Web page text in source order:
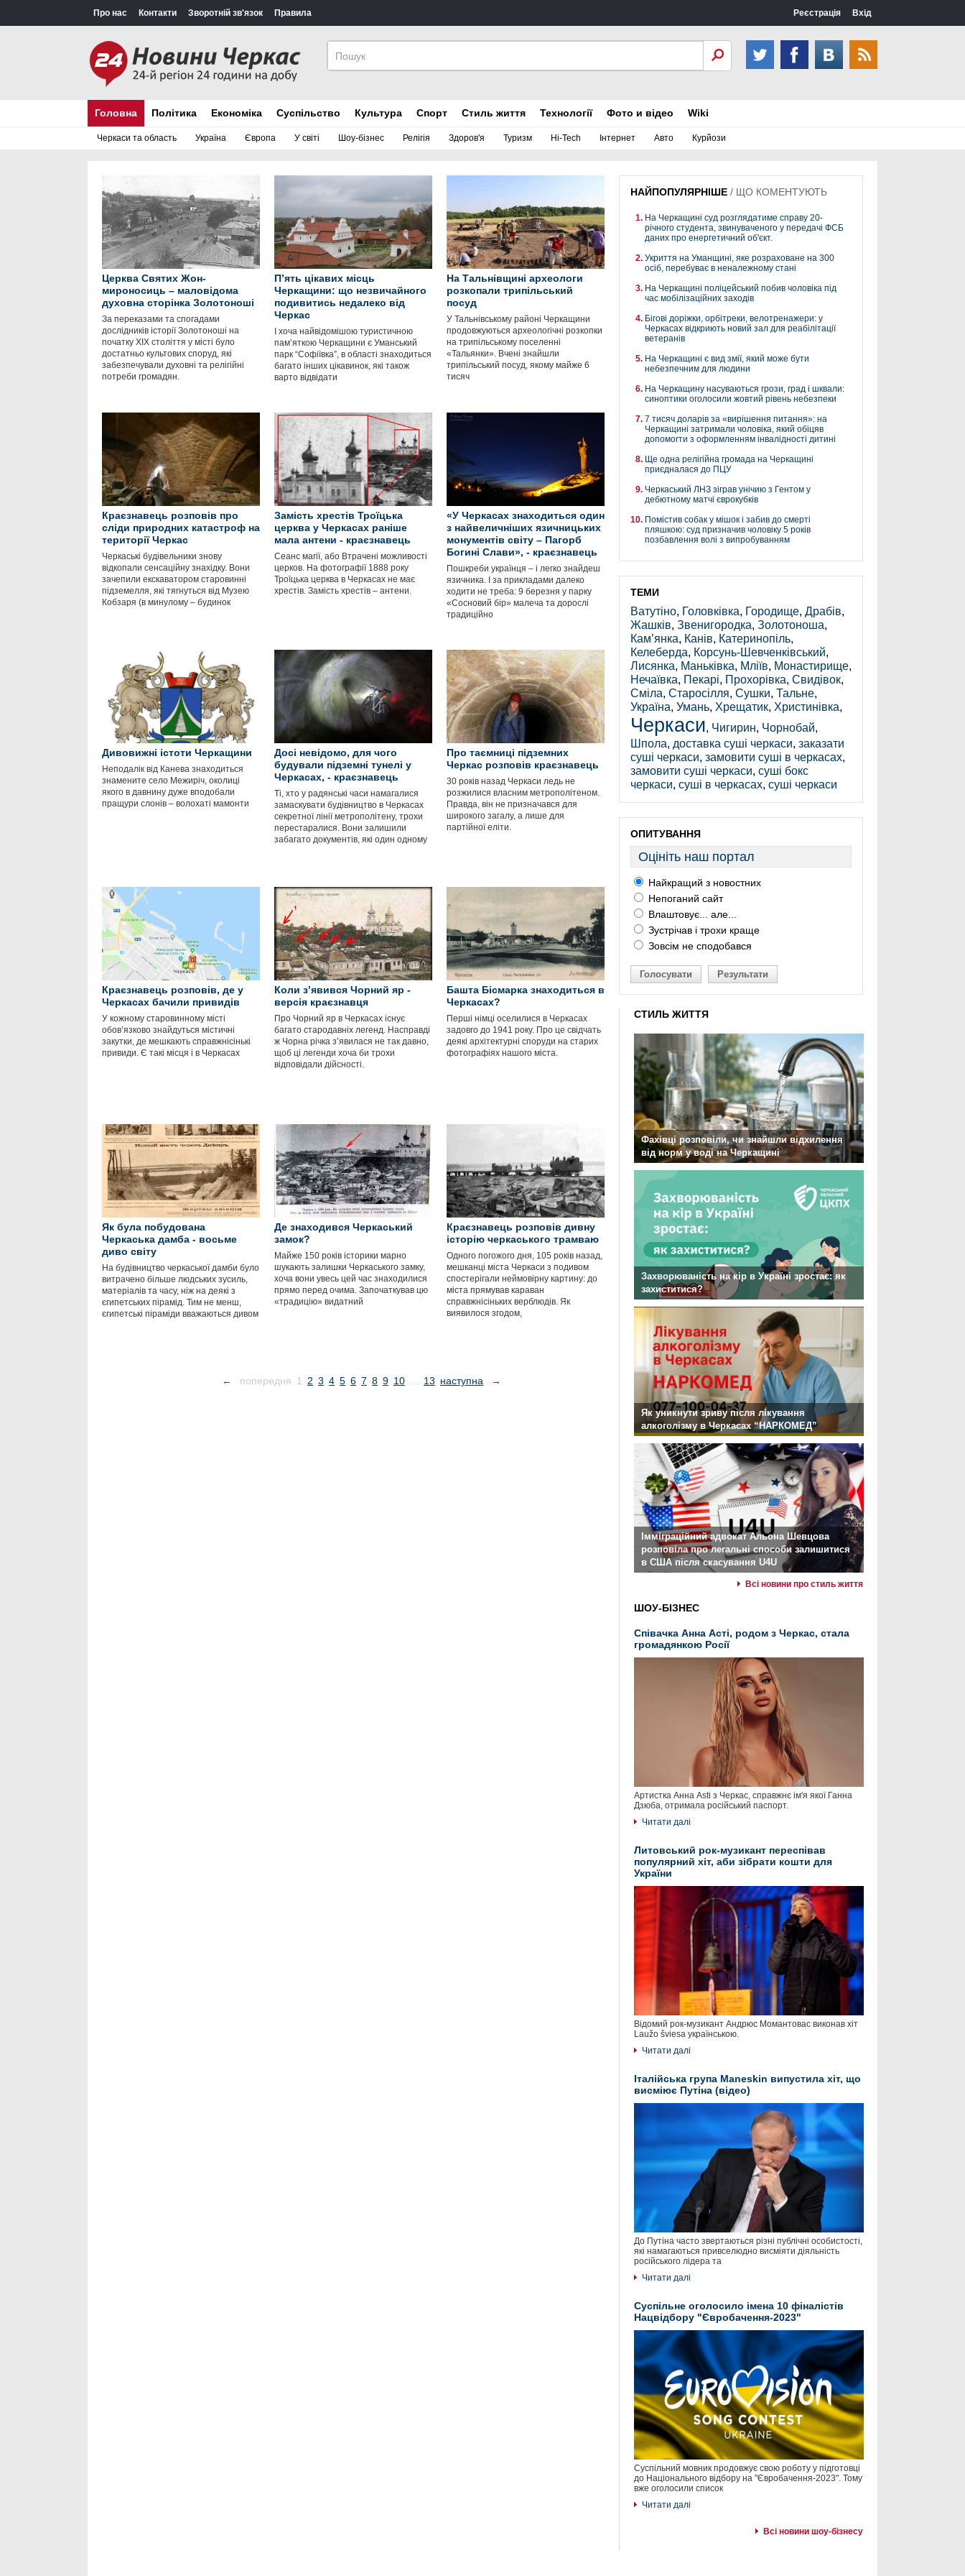
Про нас Контакти Зворотній зв'язок Правила Реєстрація Вхід
Головна
Черкаси та область Україна Європа У світі Шоу-бізнес Релігія Здоров'я Туризм Hi-Tech Інтернет Авто Курйози
Політика Економіка Суспільство Культура Спорт Стиль життя Технології Фото и відео Wiki
Церква Святих Жон-
мироносиць – маловідома
духовна сторінка Золотоноші
За переказами та спогадами
дослідників історії Золотоноші на
початку ХІХ століття у місті було
достатньо культових споруд, які
забезпечували духовні та релігійні
потреби громадян.
П’ять цікавих місць
Черкащини: що незвичайного
подивитись недалеко від
Черкас
І хоча найвідомішою туристичною
пам’яткою Черкащини є Уманський
парк “Софіївка”, в області знаходиться
багато інших цікавинок, які також
варто відвідати
На Тальнівщині археологи
розкопали трипільський
посуд
У Тальнівському районі Черкащини
продовжуються археологічні розкопки
на трипільському поселенні
«Тальянки». Вчені знайшли
трипільський посуд, якому майже 6
тисяч
Краєзнавець розповів про
сліди природних катастроф на
території Черкас
Черкаські будівельники знову
відкопали сенсаційну знахідку. Вони
зачепили екскаватором старовинні
підземелля, які тягнуться від Музею
Кобзаря (в минулому – будинок
Замість хрестів Троїцька
церква у Черкасах раніше
мала антени - краєзнавець
Сеанс магії, або Втрачені можливості
церков. На фотографії 1888 року
Троїцька церква в Черкасах не має
хрестів. Замість хрестів – антени.
«У Черкасах знаходиться один
з найвеличніших язичницьких
монументів світу – Пагорб
Богині Слави», - краєзнавець
Пошкреби українця – і легко знайдеш
язичника. І за прикладами далеко
ходити не треба: 9 березня у парку
«Сосновий бір» малеча та дорослі
традиційно
Дивовижні істоти Черкащини
Неподалік від Канева знаходиться
знамените село Межиріч, околиці
якого в давнину дуже вподобали
пращури слонів – волохаті мамонти
Досі невідомо, для чого
будували підземні тунелі у
Черкасах, - краєзнавець
Ті, хто у радянські часи намагалися
замаскувати будівництво в Черкасах
секретної лінії метрополітену, трохи
перестаралися. Вони залишили
забагато документів, які один одному
Про таємниці підземних
Черкас розповів краєзнавець
30 років назад Черкаси ледь не
розжилися власним метрополітеном.
Правда, він не призначався для
широкого загалу, а лише для
партійної еліти.
Краєзнавець розповів, де у
Черкасах бачили привидів
У кожному старовинному місті
обов’язково знайдуться містичні
закутки, де мешкають справжнісінькі
привиди. Є такі місця і в Черкасах
Коли з’явився Чорний яр -
версія краєзнавця
Про Чорний яр в Черкасах існує
багато стародавніх легенд. Насправді
ж Чорна річка з’явилася не так давно,
щоб ці легенди хоча би трохи
відповідали дійсності.
Башта Бісмарка знаходиться в
Черкасах?
Перші німці оселилися в Черкасах
задовго до 1941 року. Про це свідчать
деякі архітектурні споруди на старих
фотографіях нашого міста.
Як була побудована
Черкаська дамба - восьме
диво світу
На будівництво черкаської дамби було
витрачено більше людських зусиль,
матеріалів та часу, ніж на деякі з
єгипетських пірамід. Тим не менш,
єгипетські піраміди вважаються дивом
Де знаходився Черкаський
замок?
Майже 150 років історики марно
шукають залишки Черкаського замку,
хоча вони увесь цей час знаходилися
прямо перед очима. Започаткував цю
«традицію» видатний
Краєзнавець розповів дивну
історію черкаського трамваю
Одного погожого дня, 105 років назад,
мешканці міста Черкаси з подивом
спостерігали неймовірну картину: до
міста прямував караван
справжнісіньких верблюдів. Як
виявилося згодом,
← попередня 1 2 3 4 5 6 7 8 9 10 13 наступна →
НАЙПОПУЛЯРНІШЕ / ЩО КОМЕНТУЮТЬ
На Черкащині суд розглядатиме справу 20-
річного студента, звинуваченого у передачі ФСБ
даних про енергетичний об'єкт.
Укриття на Уманщині, яке розраховане на 300
осіб, перебуває в неналежному стані
На Черкащині поліцейський побив чоловіка під
час мобілізаційних заходів
Бігові доріжки, орбітреки, велотренажери: у
Черкасах відкриють новий зал для реабілітації
ветеранів
На Черкащині є вид змії, який може бути
небезпечним для людини
На Черкащину насуваються грози, град і шквали:
синоптики оголосили жовтий рівень небезпеки
7 тисяч доларів за «вирішення питання»: на
Черкащині затримали чоловіка, який обіцяв
допомогти з оформленням інвалідності дитині
Ще одна релігійна громада на Черкащині
приєдналася до ПЦУ
Черкаський ЛНЗ зіграв унічию з Гентом у
дебютному матчі єврокубків
Помістив собак у мішок і забив до смерті
пляшкою: суд призначив чоловіку 5 років
позбавлення волі з випробуванням
ТЕМИ
Ватутіно, Головківка, Городище, Драбів,
Жашків, Звенигородка, Золотоноша,
Кам’янка, Канів, Катеринопіль,
Келеберда, Корсунь-Шевченківський,
Лисянка, Маньківка, Мліїв, Монастирище,
Нечаївка, Пекарі, Прохорівка, Свидівок,
Сміла, Старосілля, Сушки, Тальне,
Україна, Умань, Хрещатик, Христинівка,
Черкаси, Чигирин, Чорнобай,
Шпола, доставка суші черкаси, заказати
суші черкаси, замовити суші в черкасах,
замовити суші черкаси, суші бокс
черкаси, суші в черкасах, суші черкаси
ОПИТУВАННЯ
Оцініть наш портал
Найкращий з новостних
Непоганий сайт
Влаштовує... але...
Зустрічав і трохи краще
Зовсім не сподобався
Голосувати Результати
СТИЛЬ ЖИТТЯ
Фахівці розповіли, чи знайшли відхилення
від норм у воді на Черкащині
Захворюваність на кір в Україні зростає: як
захиститися?
Як уникнути зриву після лікування
алкоголізму в Черкасах “НАРКОМЕД”
Імміграційний адвокат Альона Шевцова
розповіла про легальні способи залишитися
в США після скасування U4U
Всі новини про стиль життя
ШОУ-БІЗНЕС
Співачка Анна Асті, родом з Черкас, стала
громадянкою Росії
Артистка Анна Asti з Черкас, справжнє ім'я якої Ганна
Дзюба, отримала російський паспорт.
Читати далі
Литовський рок-музикант переспівав
популярний хіт, аби зібрати кошти для
України
Відомий рок-музикант Андрюс Момантовас виконав хіт
Laužo šviesa українською.
Читати далі
Італійська група Maneskin випустила хіт, що
висміює Путіна (відео)
До Путіна часто звертаються різні публічні особистості,
які намагаються привселюдно висміяти діяльність
російського лідера та
Читати далі
Суспільне оголосило імена 10 фіналістів
Нацвідбору "Євробачення-2023"
Суспільний мовник продовжує свою роботу у підготовці
до Національного відбору на "Євробачення-2023". Тому
вже оголосили список
Читати далі
Всі новини шоу-бізнесу